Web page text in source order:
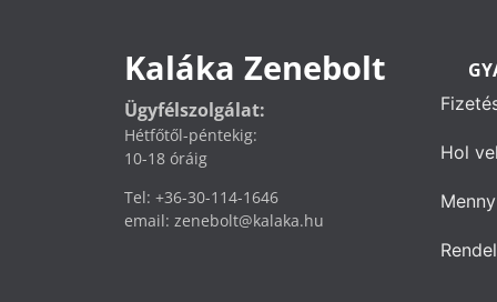
Kaláka Zenebolt
Ügyfélszolgálat:
Hétfőtől-péntekig:
10-18 óráig
Tel: +36-30-114-1646
email: zenebolt@kalaka.hu
Hol